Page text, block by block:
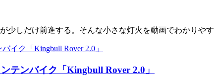
少しだけ前進する。そんな小さな灯火を動画でわかりやす
テンバイク「Kingbull Rover 2.0」